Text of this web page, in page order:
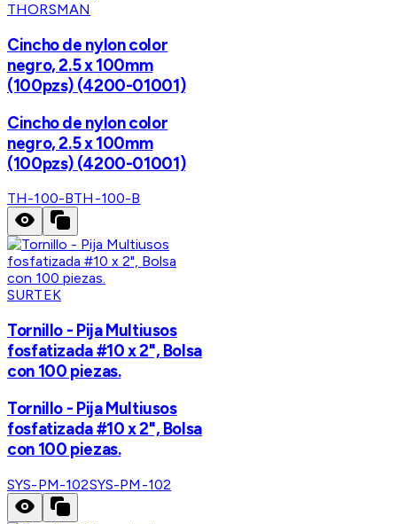
THORSMAN
Cincho de nylon color
negro, 2.5 x 100mm
(100pzs) (4200-01001)
Cincho de nylon color
negro, 2.5 x 100mm
(100pzs) (4200-01001)
TH-100-BTH-100-B
SURTEK
Tornillo - Pija Multiusos
fosfatizada #10 x 2", Bolsa
con 100 piezas.
Tornillo - Pija Multiusos
fosfatizada #10 x 2", Bolsa
con 100 piezas.
SYS-PM-102SYS-PM-102